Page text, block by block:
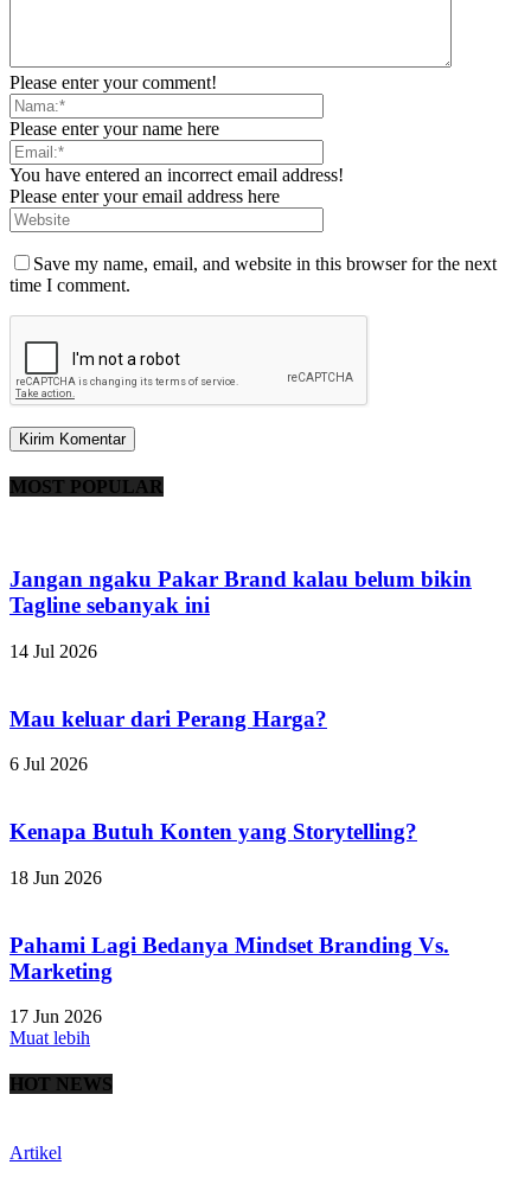
Please enter your comment!
Please enter your name here
You have entered an incorrect email address!
Please enter your email address here
Save my name, email, and website in this browser for the next
time I comment.
MOST POPULAR
Jangan ngaku Pakar Brand kalau belum bikin
Tagline sebanyak ini
14 Jul 2026
Mau keluar dari Perang Harga?
6 Jul 2026
Kenapa Butuh Konten yang Storytelling?
18 Jun 2026
Pahami Lagi Bedanya Mindset Branding Vs.
Marketing
17 Jun 2026
Muat lebih
HOT NEWS
Artikel